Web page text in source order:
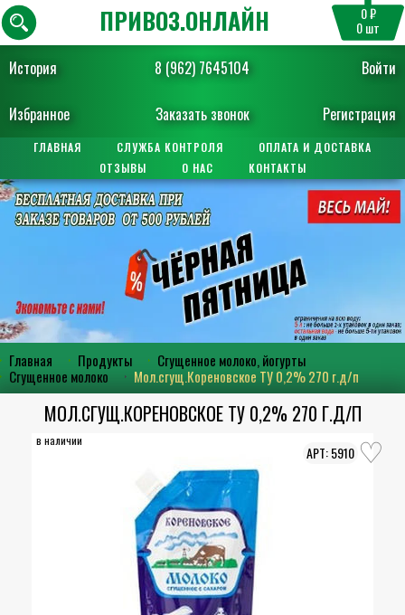
История 8 (962) 7645104 Войти
Избранное Заказать звонок Регистрация
ПРИВОЗ.ОНЛАЙН 0 ₽
0шт
ГЛАВНАЯ СЛУЖБА КОНТРОЛЯ
ОПЛАТА И ДОСТАВКА
ОТЗЫВЫ
О НАС КОНТАКТЫ
Главная Продукты
Сгущенное молоко, йогурты
Сгущенное молоко
Мол.сгущ.Кореновское ТУ 0,2% 270 г.д/п
МОЛ.СГУЩ.КОРЕНОВСКОЕ ТУ 0,2% 270 Г.Д/П
в наличии
5910